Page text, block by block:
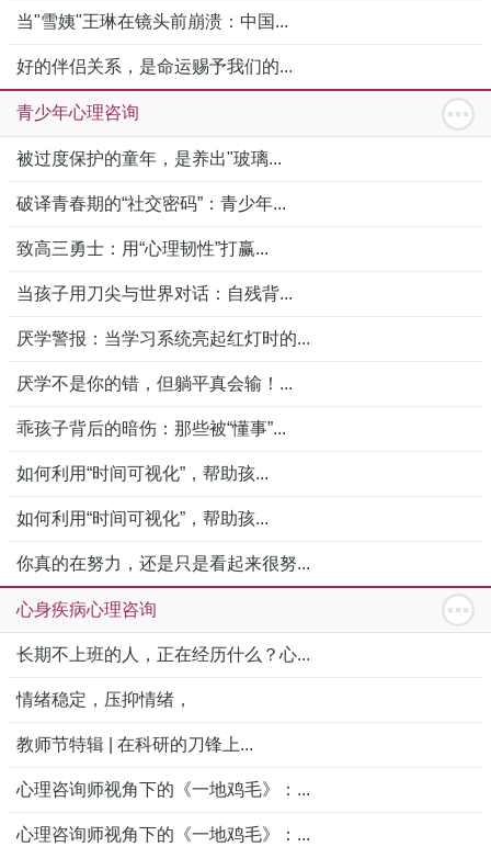
当"雪姨"王琳在镜头前崩溃：中国...
好的伴侣关系，是命运赐予我们的...
青少年心理咨询
被过度保护的童年，是养出"玻璃...
破译青春期的“社交密码”：青少年...
致高三勇士：用“心理韧性”打赢...
当孩子用刀尖与世界对话：自残背...
厌学警报：当学习系统亮起红灯时的...
厌学不是你的错，但躺平真会输！...
乖孩子背后的暗伤：那些被“懂事”...
如何利用“时间可视化”，帮助孩...
如何利用“时间可视化”，帮助孩...
你真的在努力，还是只是看起来很努...
心身疾病心理咨询
长期不上班的人，正在经历什么？心...
情绪稳定，压抑情绪，
教师节特辑 | 在科研的刀锋上...
心理咨询师视角下的《一地鸡毛》：...
心理咨询师视角下的《一地鸡毛》：...